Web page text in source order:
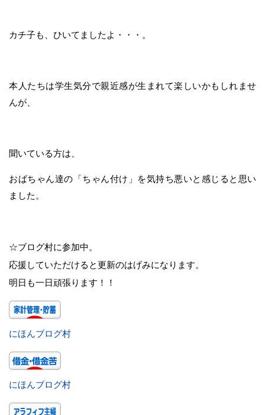
カチ子も、ひいてましたよ・・・。
本人たちは学生気分で親近感が生まれて楽しいかもしれませ
んが、
聞いている方は、
おばちゃん達の「ちゃん付け」を気持ち悪いと感じると思い
ました。
☆ブログ村に参加中。
応援していただけると更新のはげみになります。
明日も一日頑張ります！！
にほんブログ村
にほんブログ村